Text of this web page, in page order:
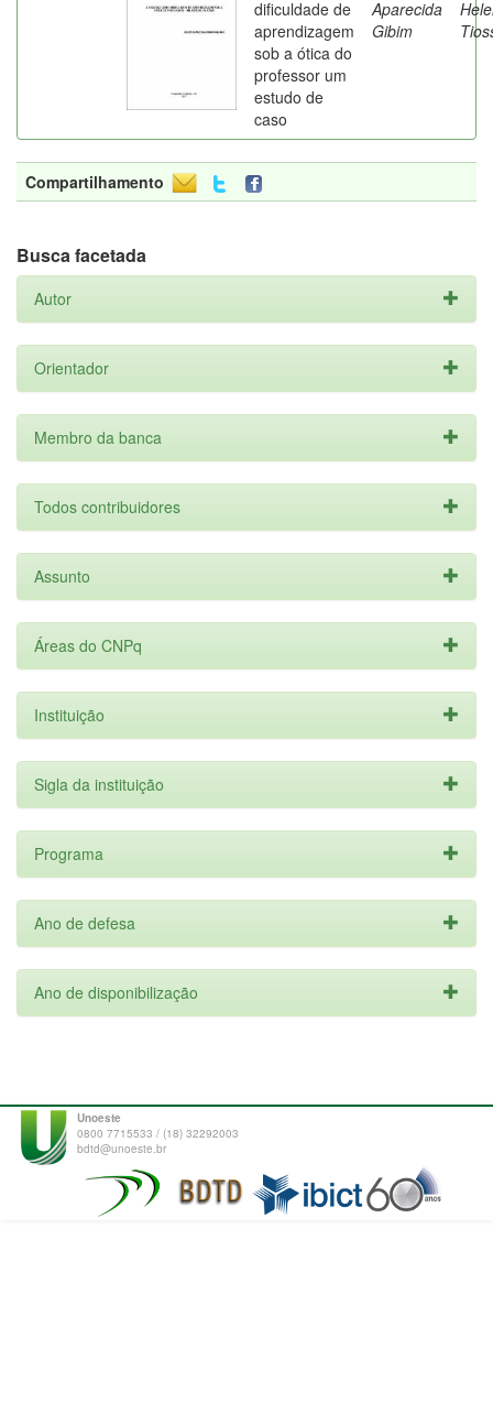
dificuldade de
aprendizagem
sob a ótica do
professor um
estudo de
caso
Aparecida
Gibim
Compartilhamento
Busca facetada
Autor
Orientador
Membro da banca
Todos contribuidores
Assunto
Áreas do CNPq
Instituição
Sigla da instituição
Programa
Ano de defesa
Ano de disponibilização
Unoeste
0800 7715533 / (18) 32292003
bdtd@unoeste.br